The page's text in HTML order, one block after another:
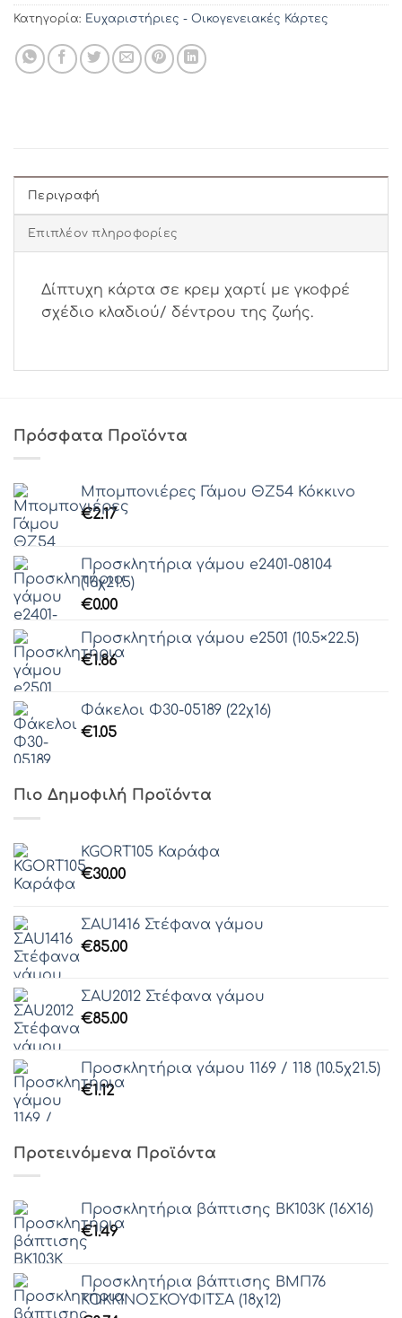
Κατηγορία: Ευχαριστήριες - Οικογενειακές Κάρτες
Περιγραφή
Επιπλέον πληροφορίες
Δίπτυχη κάρτα σε κρεμ χαρτί με γκοφρέ
σχέδιο κλαδιού/ δέντρου της ζωής.
Πρόσφατα Προϊόντα
Μπομπονιέρες Γάμου ΘZ54 Κόκκινο
€2.17
Προσκλητήρια γάμου e2401-08104
(16χ21.5)
€0.00
Προσκλητήρια γάμου e2501 (10.5×22.5)
€1.86
Φάκελοι Φ30-05189 (22χ16)
€1.05
Πιο Δημοφιλή Προϊόντα
KGORT105 Καράφα
€30.00
ΣAU1416 Στέφανα γάμου
€85.00
ΣAU2012 Στέφανα γάμου
€85.00
Προσκλητήρια γάμου 1169 / 118 (10.5χ21.5)
€1.12
Προτεινόμενα Προϊόντα
Προσκλητήρια βάπτισης ΒΚ103Κ (16Χ16)
€1.49
Προσκλητήρια βάπτισης ΒΜΠ76
ΚΟΚΚΙΝΟΣΚΟΥΦΙΤΣΑ (18χ12)